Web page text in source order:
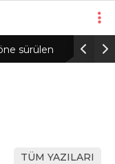
sürülen
TÜM YAZILARI